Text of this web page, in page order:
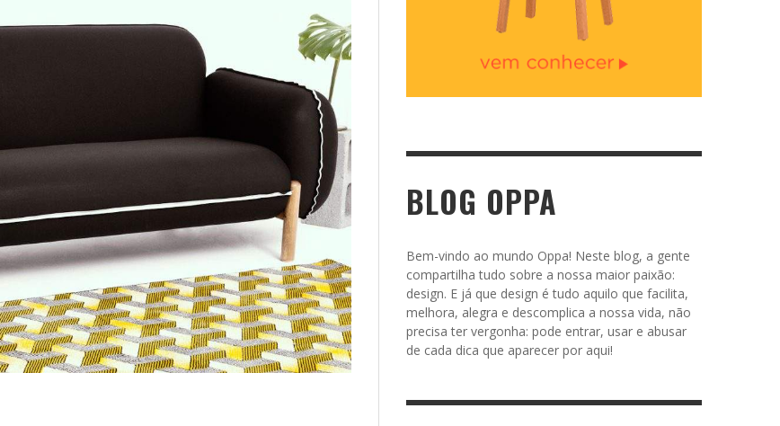
BLOG OPPA
Bem-vindo ao mundo Oppa! Neste blog, a gente
compartilha tudo sobre a nossa maior paixão:
design. E já que design é tudo aquilo que facilita,
melhora, alegra e descomplica a nossa vida, não
precisa ter vergonha: pode entrar, usar e abusar
de cada dica que aparecer por aqui!